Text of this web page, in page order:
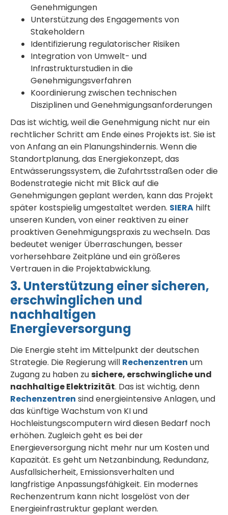
Genehmigungen
Unterstützung des Engagements von
Stakeholdern
Identifizierung regulatorischer Risiken
Integration von Umwelt- und
Infrastrukturstudien in die
Genehmigungsverfahren
Koordinierung zwischen technischen
Disziplinen und Genehmigungsanforderungen
Das ist wichtig, weil die Genehmigung nicht nur ein
rechtlicher Schritt am Ende eines Projekts ist. Sie ist
von Anfang an ein Planungshindernis. Wenn die
Standortplanung, das Energiekonzept, das
Entwässerungssystem, die Zufahrtsstraßen oder die
Bodenstrategie nicht mit Blick auf die
Genehmigungen geplant werden, kann das Projekt
später kostspielig umgestaltet werden. SIERA hilft
unseren Kunden, von einer reaktiven zu einer
proaktiven Genehmigungspraxis zu wechseln. Das
bedeutet weniger Überraschungen, besser
vorhersehbare Zeitpläne und ein größeres
Vertrauen in die Projektabwicklung.
3. Unterstützung einer sicheren,
erschwinglichen und
nachhaltigen
Energieversorgung
Die Energie steht im Mittelpunkt der deutschen
Strategie. Die Regierung will Rechenzentren um
Zugang zu haben zusichere, erschwingliche und
nachhaltige Elektrizität. Das ist wichtig, denn
Rechenzentren sind energieintensive Anlagen, und
das künftige Wachstum von KI und
Hochleistungscomputern wird diesen Bedarf noch
erhöhen. Zugleich geht es bei der
Energieversorgung nicht mehr nur um Kosten und
Kapazität. Es geht um Netzanbindung, Redundanz,
Ausfallsicherheit, Emissionsverhalten und
langfristige Anpassungsfähigkeit. Ein modernes
Rechenzentrum kann nicht losgelöst von der
Energieinfrastruktur geplant werden.